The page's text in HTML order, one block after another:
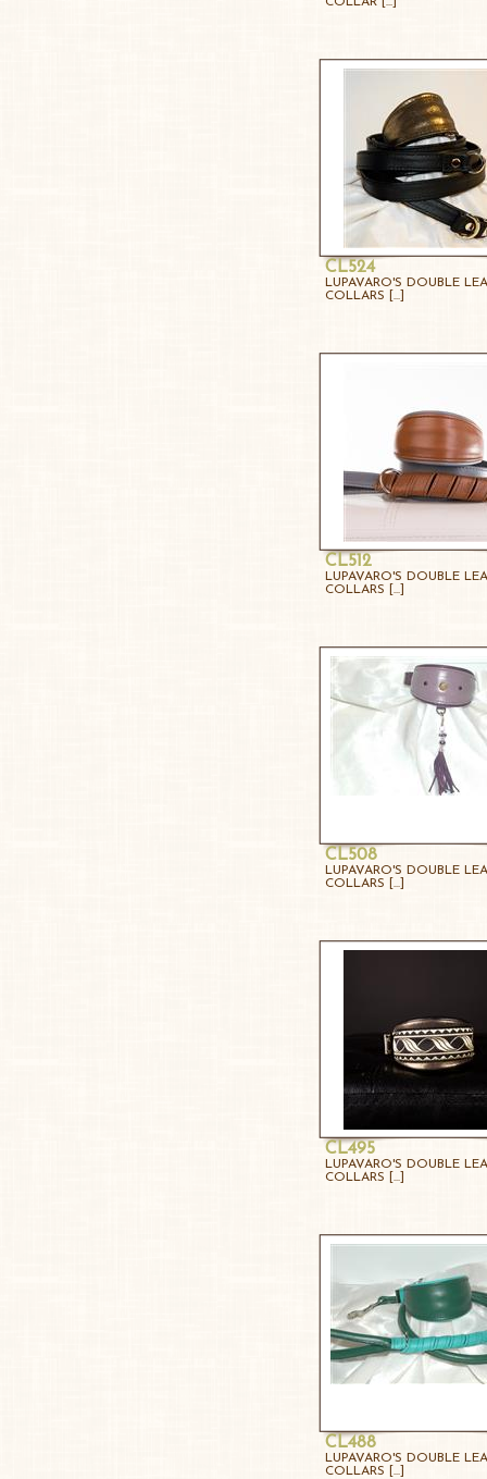
CL524
LUPAVARO'S DOUBLE
COLLARS [...]
CL512
LUPAVARO'S DOUBLE
COLLARS [...]
CL508
LUPAVARO'S DOUBLE
COLLARS [...]
CL495
LUPAVARO'S DOUBLE
COLLARS [...]
CL488
LUPAVARO'S DOUBLE
COLLARS [...]